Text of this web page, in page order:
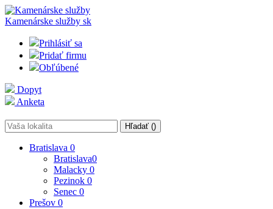
Kamenárske služby sk
Prihlásiť sa
Pridať firmu
Obľúbené
Dopyt
Anketa
Hľadať ()
Bratislava 0
Bratislava0
Malacky 0
Pezinok 0
Senec 0
Prešov 0